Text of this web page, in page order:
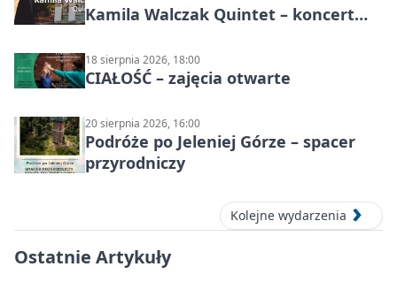
Kamila Walczak Quintet – koncert
18 sierpnia 2026, 18:00
CIAŁOŚĆ – zajęcia otwarte
20 sierpnia 2026, 16:00
Podróże po Jeleniej Górze – spacer
przyrodniczy
Kolejne wydarzenia
Ostatnie Artykuły